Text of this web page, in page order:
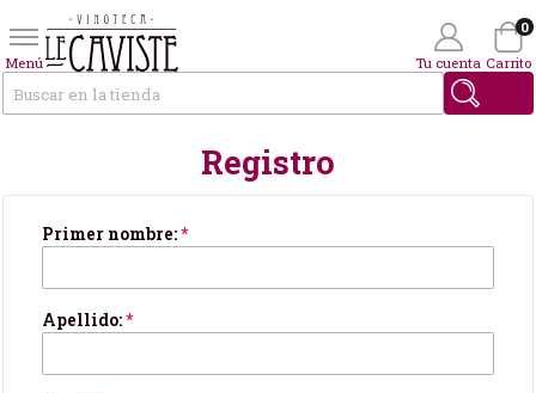
Menú Tu cuenta
Wishlist
Carrito
0
Registro
Tus datos personales
Primer nombre:*
Apellido:*